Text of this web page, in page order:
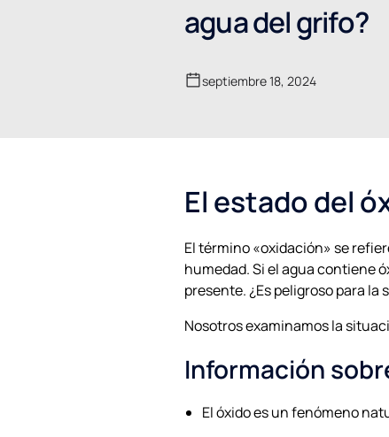
agua del grifo?
septiembre 18, 2024
El estado del
El término «oxidación» se
humedad. Si el agua contiene
presente. ¿Es peligroso para la
Nosotros examinamos la
Información
El óxido es un fenómeno